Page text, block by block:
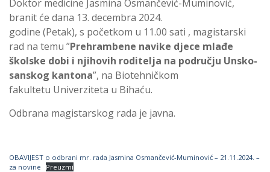
Doktor medicine Jasmina Osmančević-Muminović,
branit će dana 13. decembra 2024.
godine (Petak), s početkom u 11.00 sati , magistarski
rad na temu ”Prehrambene navike djece mlađe
školske dobi i njihovih roditelja na području Unsko-
sanskog kantona”, na Biotehničkom
fakultetu Univerziteta u Bihaću.
Odbrana magistarskog rada je javna.
OBAVIJEST o odbrani mr. rada Jasmina Osmančević-Muminović – 21.11.2024. –
za novine
Preuzmi